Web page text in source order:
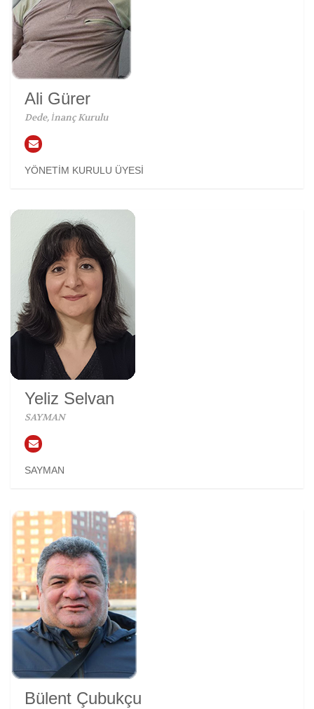
Ali Gürer
Dede, İnanç Kurulu
YÖNETİM KURULU ÜYESİ
Yeliz Selvan
SAYMAN
SAYMAN
Bülent Çubukçu